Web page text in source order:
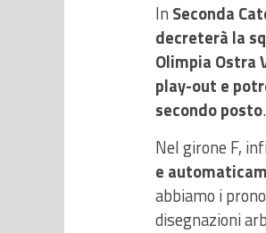
In Seconda
decreterà la
Olimpia Ostra
play-out e
secondo posto.
Nel girone F,
e
abbiamo i
disegnazioni